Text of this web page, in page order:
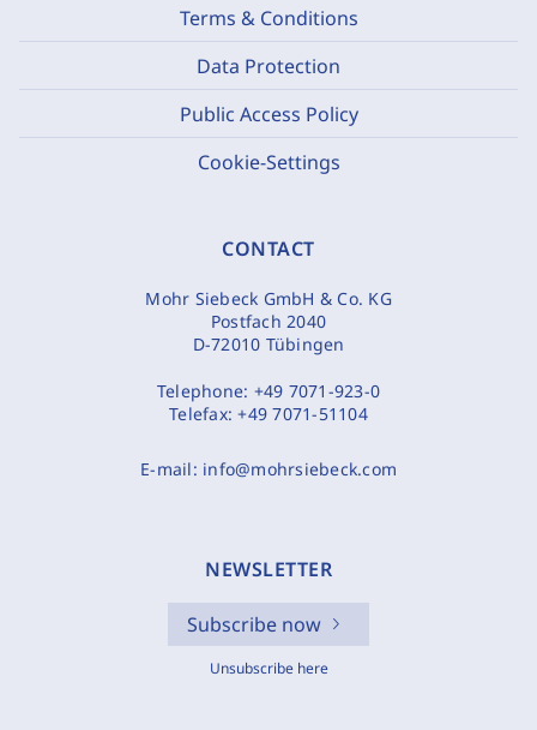
Terms & Conditions
Data Protection
Public Access Policy
Cookie-Settings
CONTACT
Mohr Siebeck GmbH & Co. KG
Postfach 2040
D-72010 Tübingen
Telephone: +49 7071-923-0
Telefax:+49 7071-51104
E-mail: info@mohrsiebeck.com
NEWSLETTER
Subscribe now
Unsubscribe here